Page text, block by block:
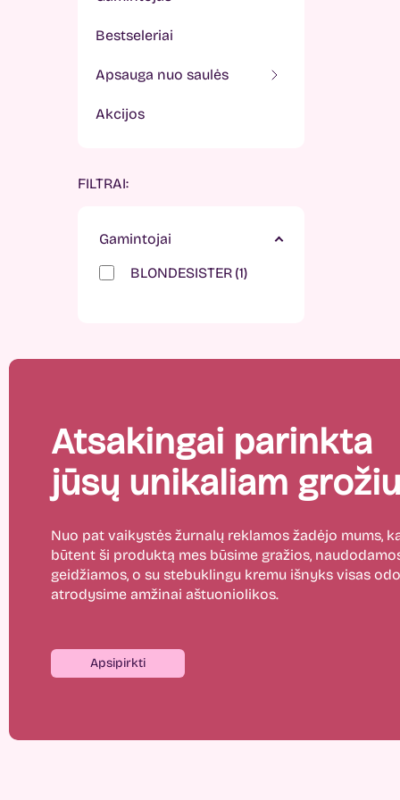
bestseleriai
apsauga nuo saulės
akcijos
FILTRAI:
Gamintojai
BLONDESISTER 1
Atsakingai parinkta
jūsų unikaliam
Nuo pat vaikystės žurnalų reklamos žadėjo mums,
būtent ši produktą mes būsime gražios,
geidžiamos, o su stebuklingu kremu išnyks visas
atrodysime amžinai aštuoniolikos.
Apsipirkti